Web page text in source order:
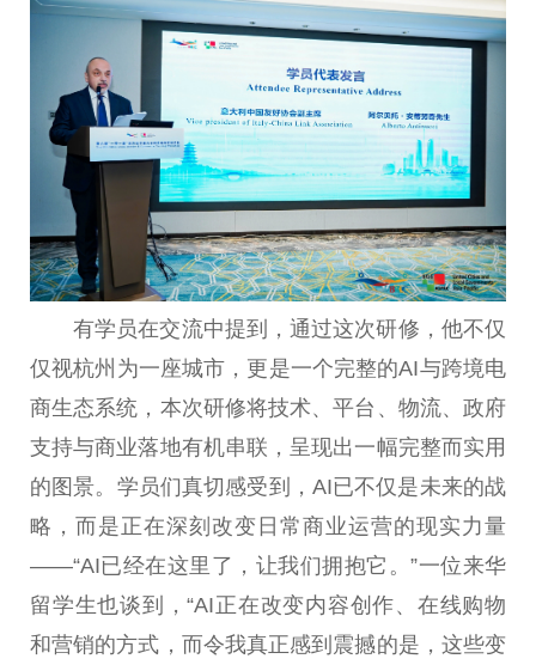
有学员在交流中提到，通过这次研修，他不仅
仅视杭州为一座城市，更是一个完整的AI与跨境电
商生态系统，本次研修将技术、平台 、物流、 政府
支持与商业落地有机串联，呈现出一幅完整而实用
的图景。学员们真切感受到，AI已不仅是未来的战
略，而是正在深刻改变日常商业运营的现实力量
——“AI已经在这里了，让我们拥抱它。”一位来华
留学生也谈到，“AI正在改变内容创作、在线购物
和营销的方式，而令我真正感到震撼的是，这些变